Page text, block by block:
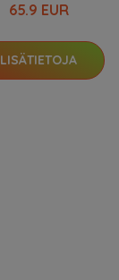
65.9 EUR
LISÄTIETOJA